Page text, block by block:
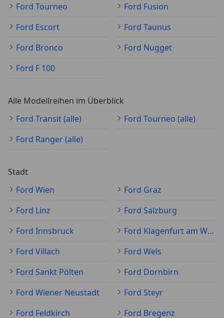
Ford Tourneo
Ford Fusion
Ford Escort
Ford Taunus
Ford Bronco
Ford Nugget
Ford F 100
Alle Modellreihen im Überblick
Ford Transit (alle)
Ford Tourneo (alle)
Ford Ranger (alle)
Stadt
Ford Wien
Ford Graz
Ford Linz
Ford Salzburg
Ford Innsbruck
Ford Klagenfurt am Wörthersee
Ford Villach
Ford Wels
Ford Sankt Pölten
Ford Dornbirn
Ford Wiener Neustadt
Ford Steyr
Ford Feldkirch
Ford Bregenz